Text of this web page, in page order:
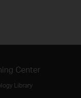
Center
Library